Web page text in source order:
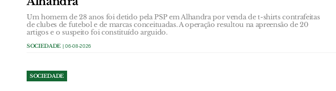
Um homem de 28 anos foi detido pela PSP em Alhandra por venda de t-shirts contrafeitas
de clubes de futebol e de marcas conceituadas. A operação resultou na apreensão de 20
artigos e o suspeito foi constituído arguido.
SOCIEDADE | 06-08-2026
SOCIEDADE